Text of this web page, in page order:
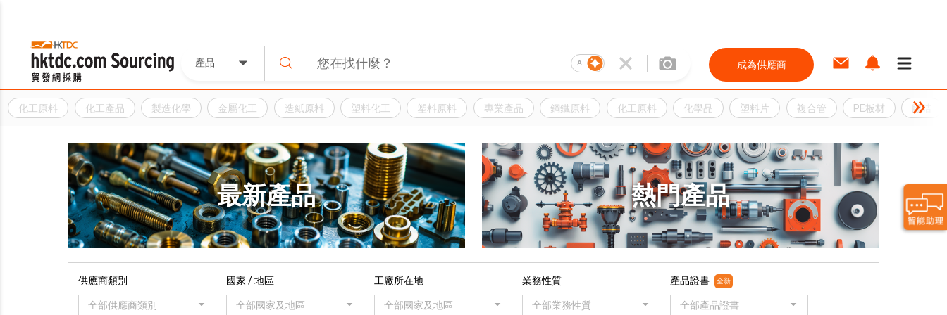
產品 AI 成為供應商
化工原料 化工產品 製造化學 金屬化工 造紙原料 塑料化工 塑料原料 專業產品 鋼鐵原料 化工原料 化學品 塑料片 複合管 PE板材 膠咭
最新產品 熱門產品
供應商類別
全部供應商類別
國家 / 地區
全部國家及地區
工廠所在地
全部國家及地區
業務性質
全部業務性質
產品證書 全新
全部產品證書